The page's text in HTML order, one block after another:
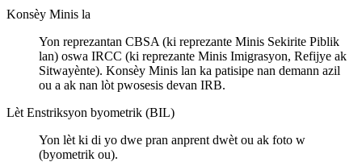
Konsèy Minis la
Yon reprezantan CBSA (ki reprezante Minis Sekirite Piblik
lan) oswa IRCC (ki reprezante Minis Imigrasyon, Refijye ak
Sitwayènte). Konsèy Minis lan ka patisipe nan demann azil
ou a ak nan lòt pwosesis devan IRB.
Lèt Enstriksyon byometrik (BIL)
Yon lèt ki di yo dwe pran anprent dwèt ou ak foto w
(byometrik ou).